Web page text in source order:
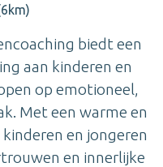
biedt een
aan kinderen en
op emotioneel,
Met een warme en
en jongeren
en innerlijke